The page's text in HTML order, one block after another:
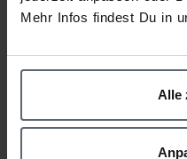
Mehr Infos findest Du in
Alle